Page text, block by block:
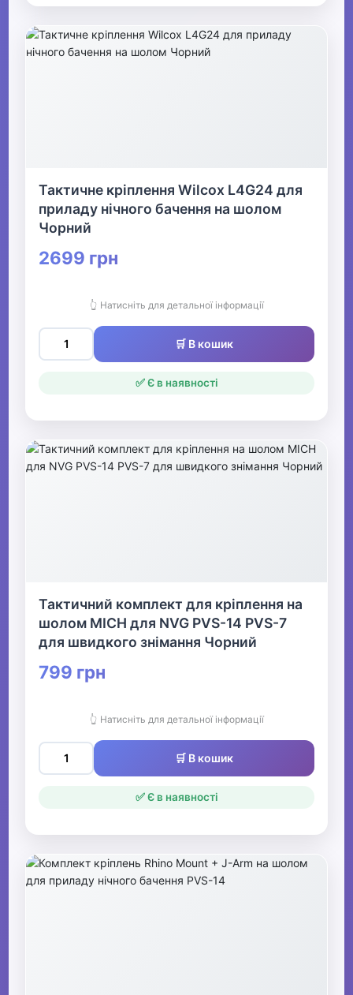
Тактичне кріплення Wilcox L4G24 для
приладу нічного бачення на шолом
Чорний
2699 грн
👆 Натисніть для детальної інформації
🛒 В кошик
✅ Є в наявності
Тактичний комплект для кріплення на
шолом MICH для NVG PVS-14 PVS-7
для швидкого знімання Чорний
799 грн
👆 Натисніть для детальної інформації
🛒 В кошик
✅ Є в наявності